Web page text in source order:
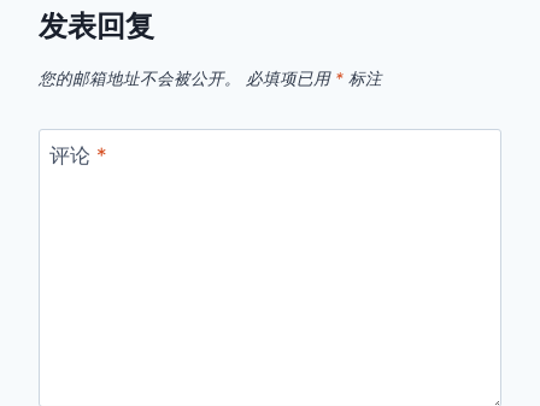
发表回复
您的邮箱地址不会被公开。 必填项已用 * 标注
评论 *